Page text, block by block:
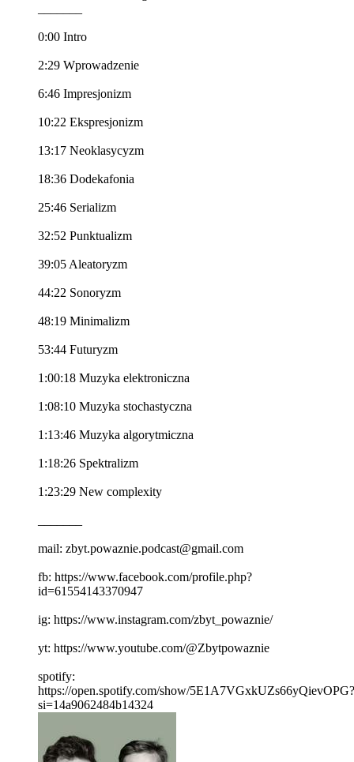
0:00 Intro
2:29 Wprowadzenie
6:46 Impresjonizm
10:22 Ekspresjonizm
13:17 Neoklasycyzm
18:36 Dodekafonia
25:46 Serializm
32:52 Punktualizm
39:05 Aleatoryzm
44:22 Sonoryzm
48:19 Minimalizm
53:44 Futuryzm
1:00:18 Muzyka elektroniczna
1:08:10 Muzyka stochastyczna
1:13:46 Muzyka algorytmiczna
1:18:26 Spektralizm
1:23:29 New complexity
mail: zbyt.powaznie.podcast@gmail.com
fb: https://www.facebook.com/profile.php?
id=61554143370947
ig: https://www.instagram.com/zbyt_powaznie/
yt: https://www.youtube.com/@Zbytpowaznie
spotify:
https://open.spotify.com/show/5E1A7VGxkUZs66yQievOPG?
si=14a9062484b14324